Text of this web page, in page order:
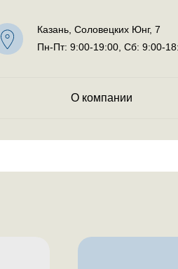
О компании
Казань, Соловецких Юнг, 7
Пн-Пт: 9:00-19:00, Сб: 9:00-